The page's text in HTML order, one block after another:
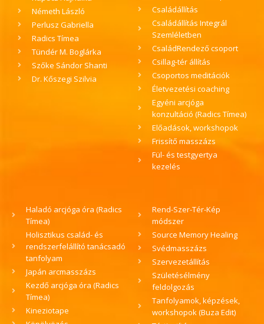
Németh László
Perlusz Gabriella
Radics Tímea
Tündér M. Boglárka
Szőke Sándor Shanti
Dr. Kőszegi Szilvia
Családállítás
Családállítás Integrál
Szemléletben
CsaládRendező csoport
Csillag-tér állítás
Csoportos meditációk
Életvezetési coaching
Egyéni arcjóga
konzultáció (Radics Tímea)
Előadások, workshopok
Frissítő masszázs
Fül- és testgyertya
kezelés
Haladó arcjóga óra (Radics
Tímea)
Holisztikus család- és
rendszerfelállító tanácsadó
tanfolyam
Japán arcmasszázs
Kezdő arcjóga óra (Radics
Tímea)
Kineziotape
Rend-Szer-Tér-Kép
módszer
Source Memory Healing
Svédmasszázs
Szervezetállítás
Születésélmény
feldolgozás
Tanfolyamok, képzések,
workshopok (Buza Edit)